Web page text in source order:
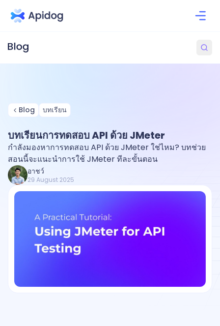
Blog บทเรียน
บทเรียนการทดสอบ API ด้วย JMeter
กำลังมองหาการทดสอบ API ด้วย JMeter ใช่ไหม? บทช่วย
สอนนี้จะแนะนำการใช้ JMeter ทีละขั้นตอน
อาชว์
29 August 2025